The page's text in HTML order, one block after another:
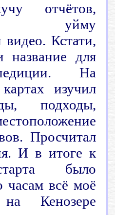
отчётов,
уйму
Кстати,
название для
На
изучил
подходы,
Просчитал
И в итоге к
было
часам всё моё
Кенозере